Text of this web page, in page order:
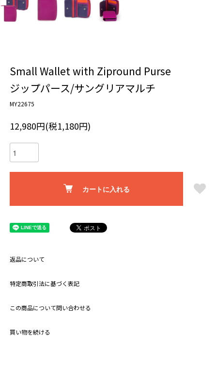
Small Wallet with Zipround Purse
ジップパース/サングリアマルチ
MY22675
12,980円(税1,180円)
カートに入れる
返品について
特定商取引法に基づく表記
この商品について問い合わせる
買い物を続ける